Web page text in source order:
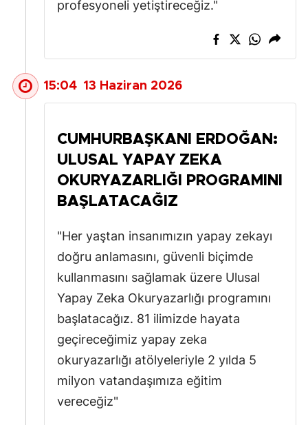
Mardin
Niğde
Ordu
Samsun
profesyoneli yetiştireceğiz."
15:04 13 Haziran 2026
CUMHURBAŞKANI ERDOĞAN:
ULUSAL YAPAY ZEKA
OKURYAZARLIĞI PROGRAMINI
BAŞLATACAĞIZ
"Her yaştan insanımızın yapay zekayı
doğru anlamasını, güvenli biçimde
kullanmasını sağlamak üzere Ulusal
Yapay Zeka Okuryazarlığı programını
başlatacağız. 81 ilimizde hayata
geçireceğimiz yapay zeka
okuryazarlığı atölyeleriyle 2 yılda 5
milyon vatandaşımıza eğitim
vereceğiz"